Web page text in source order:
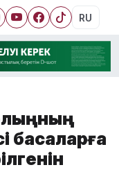
RU
басқаларға